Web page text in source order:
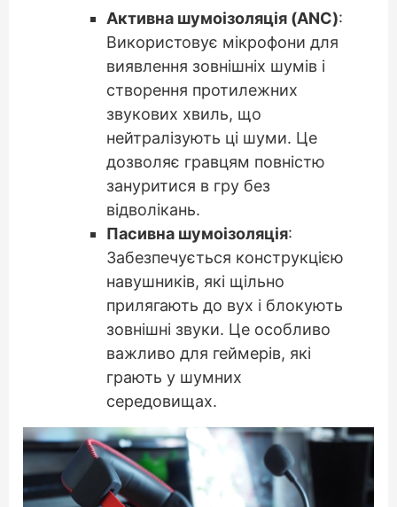
Активна шумоізоляція (ANC):
Використовує мікрофони для
виявлення зовнішніх шумів і
створення протилежних
звукових хвиль, що
нейтралізують ці шуми. Це
дозволяє гравцям повністю
зануритися в гру без
відволікань.
Пасивна шумоізоляція:
Забезпечується конструкцією
навушників, які щільно
прилягають до вух і блокують
зовнішні звуки. Це особливо
важливо для геймерів, які
грають у шумних
середовищах.